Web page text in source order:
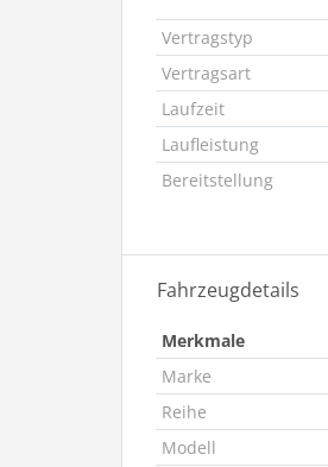
Vertragstyp
Vertragsart
Laufzeit
Laufleistung
Bereitstellung
Fahrzeugdetails
Merkmale
Marke
Reihe
Modell